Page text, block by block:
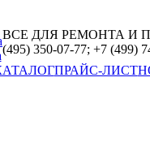
ВСЕ ДЛЯ РЕМОНТА И
(495) 350-07-77; +7 (499)
ПРАЙС-ЛИСТ